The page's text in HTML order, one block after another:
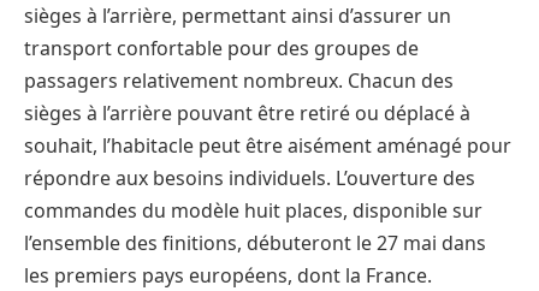
sièges à l’arrière, permettant ainsi d’assurer un
transport confortable pour des groupes de
passagers relativement nombreux. Chacun des
sièges à l’arrière pouvant être retiré ou déplacé à
souhait, l’habitacle peut être aisément aménagé pour
répondre aux besoins individuels. L’ouverture des
commandes du modèle huit places, disponible sur
l’ensemble des finitions, débuteront le 27 mai dans
les premiers pays européens, dont la France.